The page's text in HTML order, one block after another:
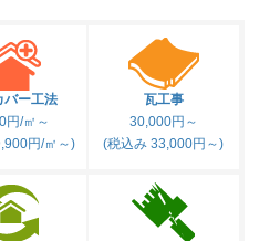
バー工法
円/㎡～
円/㎡～)
瓦工事
30,000円～
(税込み 33,000円～)